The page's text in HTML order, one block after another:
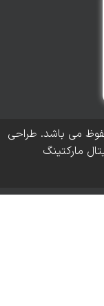
می باشد. طراحی
مارکتینگ